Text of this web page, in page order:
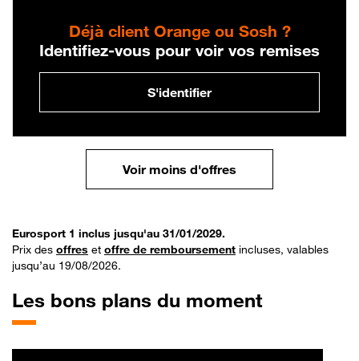
Déjà client Orange ou Sosh ?
Identifiez-vous pour voir vos remises
S'identifier
Voir moins d'offres
Eurosport 1 inclus jusqu'au 31/01/2029.
Prix des offres et offre de remboursement incluses, valables
jusqu’au 19/08/2026.
Les bons plans du moment